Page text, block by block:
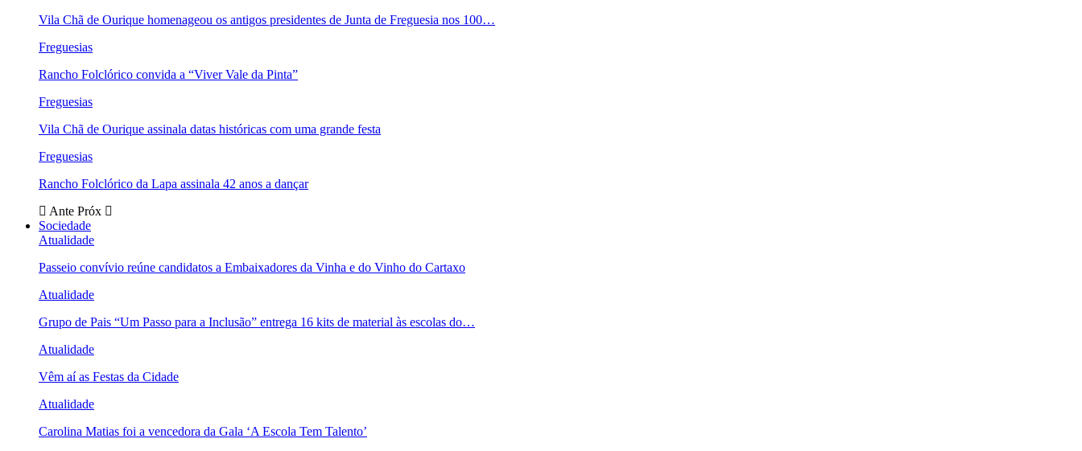
Vila Chã de Ourique homenageou os antigos presidentes de Junta de Freguesia nos 100…
Freguesias
Rancho Folclórico convida a “Viver Vale da Pinta”
Freguesias
Vila Chã de Ourique assinala datas históricas com uma grande festa
Freguesias
Rancho Folclórico da Lapa assinala 42 anos a dançar
Ante Próx
Sociedade
Atualidade
Passeio convívio reúne candidatos a Embaixadores da Vinha e do Vinho do Cartaxo
Atualidade
Grupo de Pais “Um Passo para a Inclusão” entrega 16 kits de material às escolas do…
Atualidade
Vêm aí as Festas da Cidade
Atualidade
Carolina Matias foi a vencedora da Gala ‘A Escola Tem Talento’